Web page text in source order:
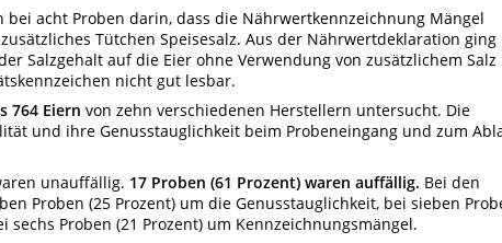
bei acht Proben darin, dass die Nährwertkennzeichnung Mängel
Tütchen Speisesalz. Aus der Nährwertdeklaration ging
Salzgehalt auf die Eier ohne Verwendung von zusätzlichem Salz
nicht gut lesbar.
764 Eiern von zehn verschiedenen Herstellern untersucht. Die
und ihre Genusstauglichkeit beim Probeneingang und zum
unauffällig. 17 Proben (61 Prozent) waren auffällig. Bei den
Proben (25 Prozent) um die Genusstauglichkeit, bei sieben
sechs Proben (21 Prozent) um Kennzeichnungsmängel.